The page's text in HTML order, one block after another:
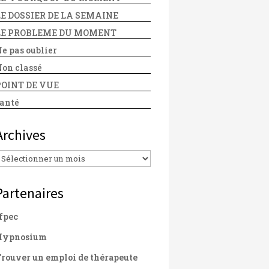
DOSSIER DE LA SEMAINE
PROBLEME DU MOMENT
pas oublier
classé
DE VUE
un emploi de thérapeute